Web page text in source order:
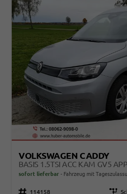
VOLKSWAGEN CADDY
BASIS 1.5TSI ACC KAM GV5 APP
sofort lieferbar Fahrzeug mit
Fahrzeugnr. 114158 Getriebe